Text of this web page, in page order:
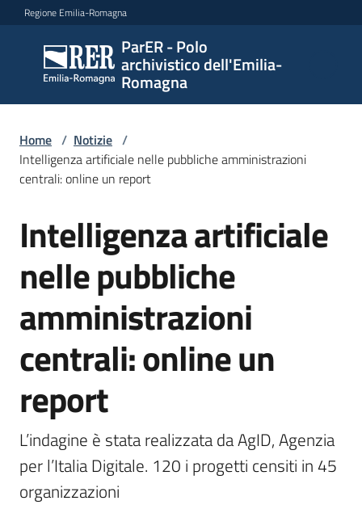
Vai al contenuto
Vai alla navigazione
Vai al footer
Regione Emilia-Romagna
ParER - Polo
archivistico dell'Emilia-
Romagna
ParER -
Polo
archivistico
Romagna
archivistico
Archivio
storico
Conservazione
Argomenti
Home / Notizie /
Intelligenza artificiale nelle pubbliche amministrazioni
centrali: online un report
Salta al contenuto
Intelligenza artificiale
nelle pubbliche
amministrazioni
centrali: online un
report
L’indagine è stata realizzata da AgID, Agenzia
per l’Italia Digitale. 120 i progetti censiti in 45
organizzazioni